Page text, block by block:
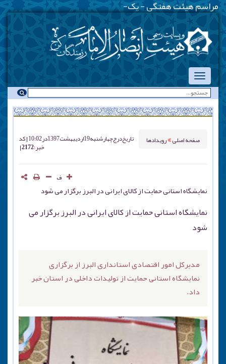
مراسم هیئت هفتگی - یکشنبه شبها_
صفحه اصلی رویدادها تاریخ درجچهارشنبه 19 ارديبهشت 1397 در 10:02 کد
خبر : 2172
ف
نمایشگاه استانی حمایت از کالای ایرانی در البرز برگزار می شود
نمایشگاه استانی حمایت از کالای ایرانی در البرز برگزار می
شود
مدیرکل امور اقتصادی استانداری البرز از برگزاری
نمایشگاه استانی حمایت از تولیدات داخلی در استان خبر
داد.